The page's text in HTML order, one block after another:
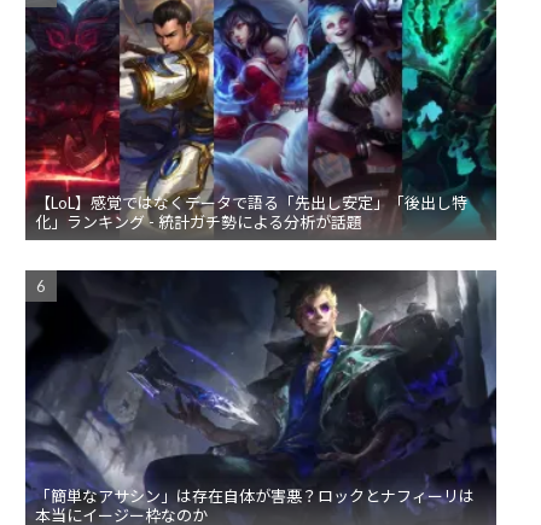
【LoL】感覚ではなくデータで語る「先出し安定」「後出し特
化」ランキング - 統計ガチ勢による分析が話題
「簡単なアサシン」は存在自体が害悪？ロックとナフィーリは
本当にイージー枠なのか